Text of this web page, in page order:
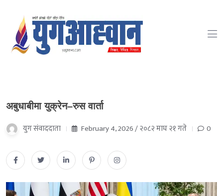
अबुधाबीमा युक्रेन–रुस वार्ता
युग संवाददाता February 4, 2026 / २०८२ माघ २१ गते 0